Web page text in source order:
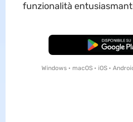
funzionalità
Download
Windows • macOS • iOS •